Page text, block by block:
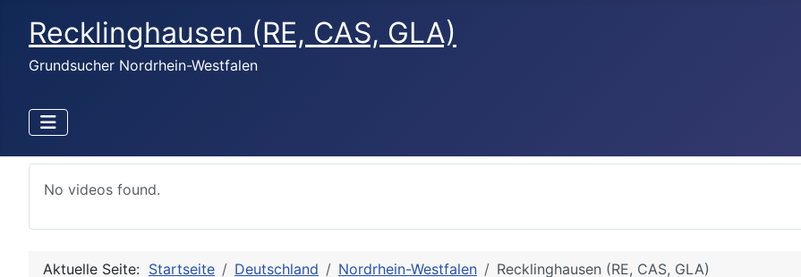
Recklinghausen (RE, CAS, GLA)
Grundsucher Nordrhein-Westfalen
No videos found.
Aktuelle Seite: Startseite Deutschland Nordrhein-Westfalen Recklinghausen (RE, CAS, GLA)